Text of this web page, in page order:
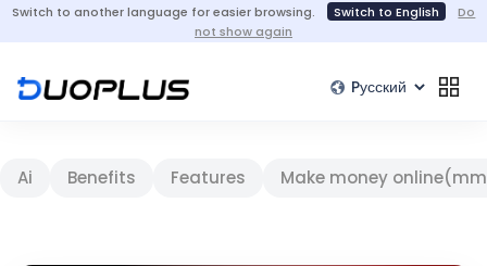
Switch to another language for easier browsing. Switch to English
Do
not show again
Ai Benefits Features Make money